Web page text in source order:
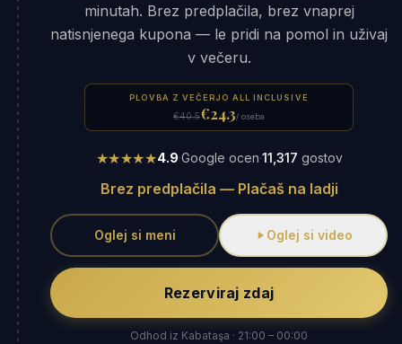
minutah. Brez predplačila, brez vnaprej
natisnjenega kupona — le pridi na pomol in uživaj
v večeru.
PLOVBA Z VEČERJO ALL INCLUSIVE
€40.5€24.3/ oseba
★★★★★4.9·Google ocen·11,317 gostov
Brez predplačila — Plačaš na ladji
Oglej si meni Oglej si video
Rezerviraj zdaj
Odhod iz Kabataşa · 21:00 – 00:00